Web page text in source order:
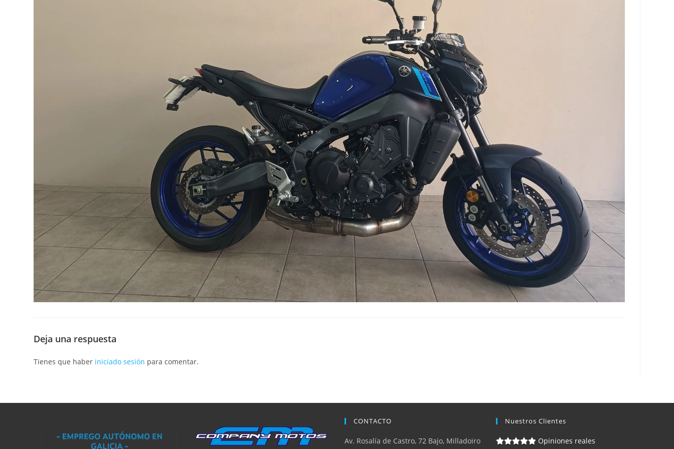
Deja una respuesta
Tienes que haber iniciado sesión para comentar.
CONTACTO
Av. Rosalía de Castro, 72 Bajo, Milladoiro
Nuestros Clientes
Opiniones reales